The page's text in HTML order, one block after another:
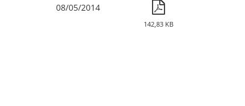
08/05/2014
142,83 KB